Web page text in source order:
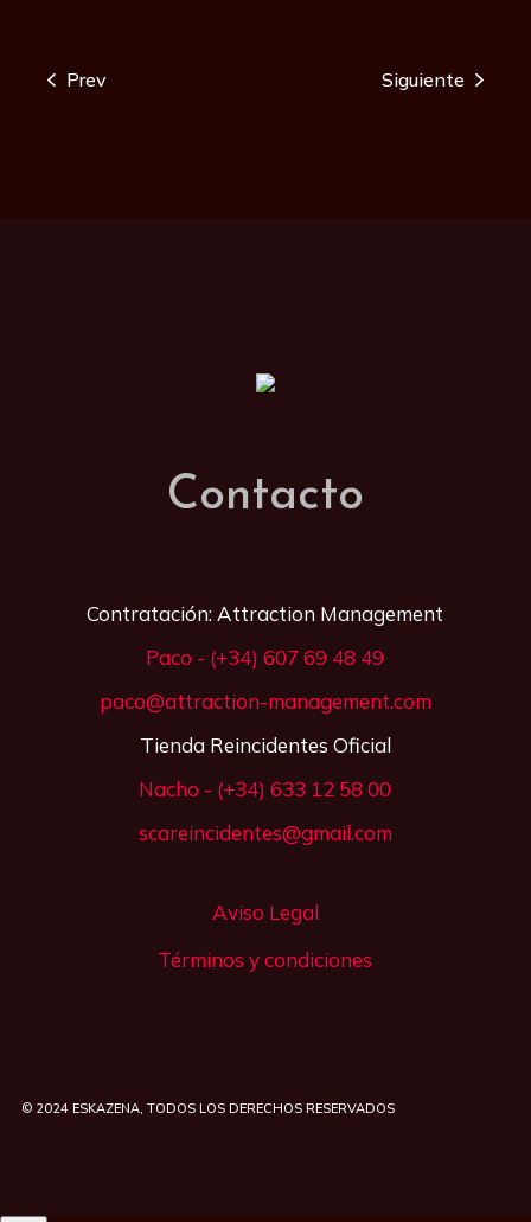
Prev Siguiente
Contacto
Contratación: Attraction Management
Paco - (+34) 607 69 48 49
paco@attraction-management.com
Tienda Reincidentes Oficial
Nacho - (+34) 633 12 58 00
scareincidentes@gmail.com
Aviso Legal
Términos y condiciones
© 2024 ESKAZENA, TODOS LOS DERECHOS RESERVADOS